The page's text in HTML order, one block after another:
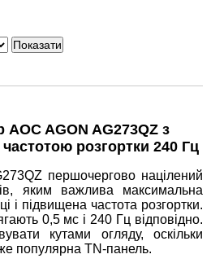
забезпечення
AOC AGON AG273QZ з
частотою розгортки 240 Гц
першочергово націлений
яким важлива максимальна
і підвищена частота розгортки.
0,5 мс і 240 Гц відповідно.
кутами огляду, оскільки
популярна TN-панель.